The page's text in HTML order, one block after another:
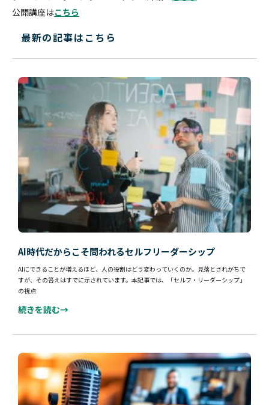
公開講座はこちら
最新の記事はこちら
AI時代だからこそ問われるセルフリーダーシップ
AIにできることが増えるほど、人の役割はどう変わっていくのか。見落とされがちで
すが、その答えはすでに示されています。本記事では、「セルフ・リーダーシップ」
の視点
続きを読む→